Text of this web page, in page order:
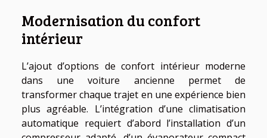
Modernisation du confort
intérieur
L’ajout d’options de confort intérieur moderne
dans une voiture ancienne permet de
transformer chaque trajet en une expérience bien
plus agréable. L’intégration d’une climatisation
automatique requiert d’abord l’installation d’un